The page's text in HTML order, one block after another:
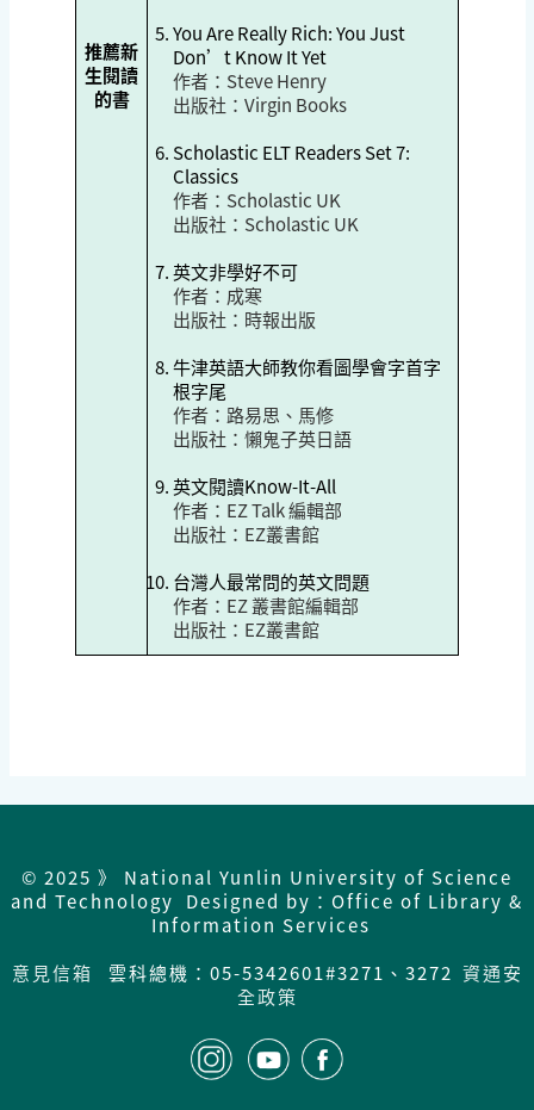
推薦新
生閱讀
的書
You Are Really Rich: You Just
Don’t Know It Yet
作者： Steve Henry
出版社：Virgin Books
Scholastic ELT Readers Set 7:
Classics
作者： Scholastic UK
出版社：Scholastic UK
英文非學好不可
作者： 成寒
出版社： 時報出版
牛津英語大師教你看圖學會字首字
根字尾
作者： 路易思、馬修
出版社： 懶鬼子英日語
英文閱讀Know-It-All
作者： EZ Talk 編輯部
出版社： EZ叢書館
台灣人最常問的英文問題
作者： EZ 叢書館編輯部
出版社： EZ叢書館
© 2025 》 National Yunlin University of Science
and Technology Designed by：Office of Library &
Information Services
意見信箱
雲科總機：05-5342601#3271、3272 資通安
全政策